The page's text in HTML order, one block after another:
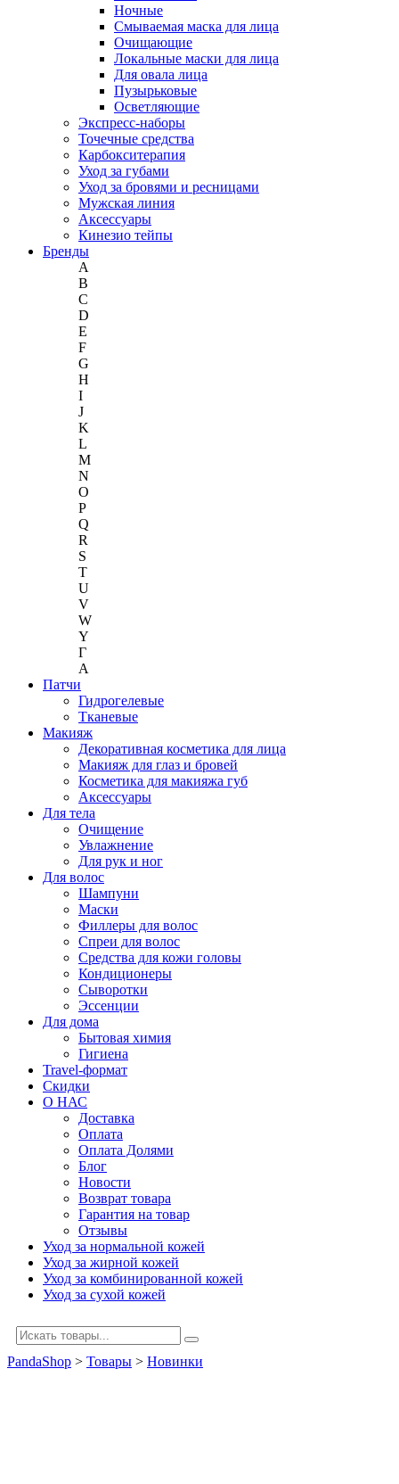
Ночные
Смываемая маска для лица
Очищающие
Локальные маски для лица
Для овала лица
Пузырьковые
Осветляющие
Экспресс-наборы
Точечные средства
Карбокситерапия
Уход за губами
Уход за бровями и ресницами
Мужская линия
Аксессуары
Кинезио тейпы
Бренды
A
B
C
D
E
F
G
H
I
J
K
L
M
N
O
P
Q
R
S
T
U
V
W
Y
Г
A
Патчи
Гидрогелевые
Тканевые
Макияж
Декоративная косметика для лица
Макияж для глаз и бровей
Косметика для макияжа губ
Аксессуары
Для тела
Очищение
Увлажнение
Для рук и ног
Для волос
Шампуни
Маски
Филлеры для волос
Спреи для волос
Средства для кожи головы
Кондиционеры
Сыворотки
Эссенции
Для дома
Бытовая химия
Гигиена
Travel-формат
Скидки
О НАС
Доставка
Оплата
Оплата Долями
Блог
Новости
Возврат товара
Гарантия на товар
Отзывы
Уход за нормальной кожей
Уход за жирной кожей
Уход за комбинированной кожей
Уход за сухой кожей
PandaShop > Товары > Новинки